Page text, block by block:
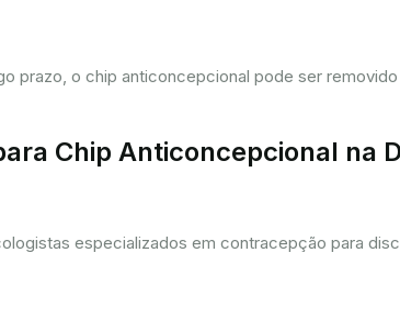
prazo, o chip anticoncepcional pode ser
Chip Anticoncepcional na
especializados em contracepção para